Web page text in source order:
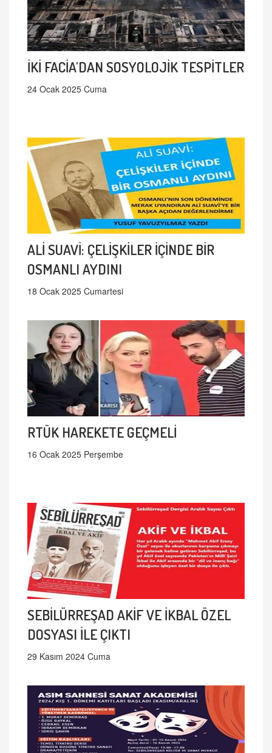
İKİ FACİA'DAN SOSYOLOJİK TESPİTLER
24 Ocak 2025 Cuma
ALİ SUAVİ: ÇELİŞKİLER İÇİNDE BİR
OSMANLI AYDINI
18 Ocak 2025 Cumartesi
RTÜK HAREKETE GEÇMELİ
16 Ocak 2025 Perşembe
SEBİLÜRREŞAD AKİF VE İKBAL ÖZEL
DOSYASI İLE ÇIKTI
29 Kasım 2024 Cuma